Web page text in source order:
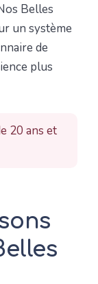
Belles
un système
de
plus
20 ans et